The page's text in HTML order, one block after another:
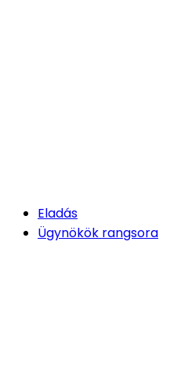
Eladás
Ügynökök rangsora